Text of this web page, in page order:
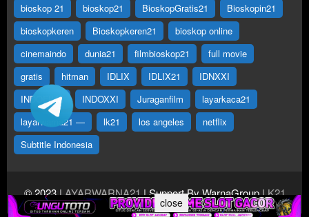
bioskop 21 bioskop21 BioskopGratis21
Bioskopin21
bioskopkeren
Bioskopkeren21
bioskop online
cinemaindo
dunia21 filmbioskop21
full movie
gratis
hitman IDLIX IDLIX21
IDNXXI
INDOFILM
INDOXXI Juraganfilm
layarkaca21
layarwarna21 —
lk21 los angeles
netflix
Subtitle Indonesia
© 2023LAYARWARNA21| Support By WarnaGroupLK21
close